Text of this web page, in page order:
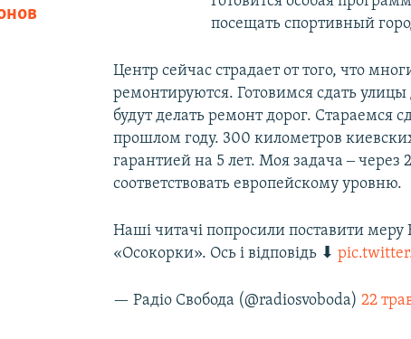
посещать спортивный
Центр сейчас страдает от того, что
ремонтируются. Готовимся сдать
будут делать ремонт дорог. Стараемся
прошлом году. 300 километров
гарантией на 5 лет. Моя задача ‒
соответствовать европейскому уровню.
Наші читачі попросили поставити
«Осокорки». Ось і відповідь ⬇
— Радіо Свобода (@radiosvoboda)22